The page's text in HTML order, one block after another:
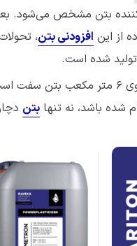
بتن مشخص می‌شود.
افزودنی بتن،
شده است.
اگر بخواهیم برای میزان درست مصرف ابر روان کننده مثالی بزنیم باید گفت یک کامیون
شده باشد، نه تنها بتن